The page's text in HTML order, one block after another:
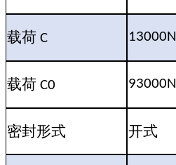
载荷 C 13000N
载荷 C0 93000N
密封形式 开式